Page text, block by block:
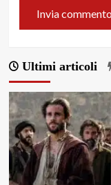
Ultimi articoli